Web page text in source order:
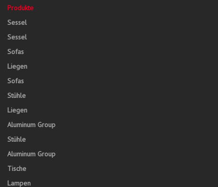
Produkte
Sessel
Sessel
Sofas
Liegen
Sofas
Stühle
Liegen
Aluminum Group
Stühle
Aluminum Group
Tische
Lampen